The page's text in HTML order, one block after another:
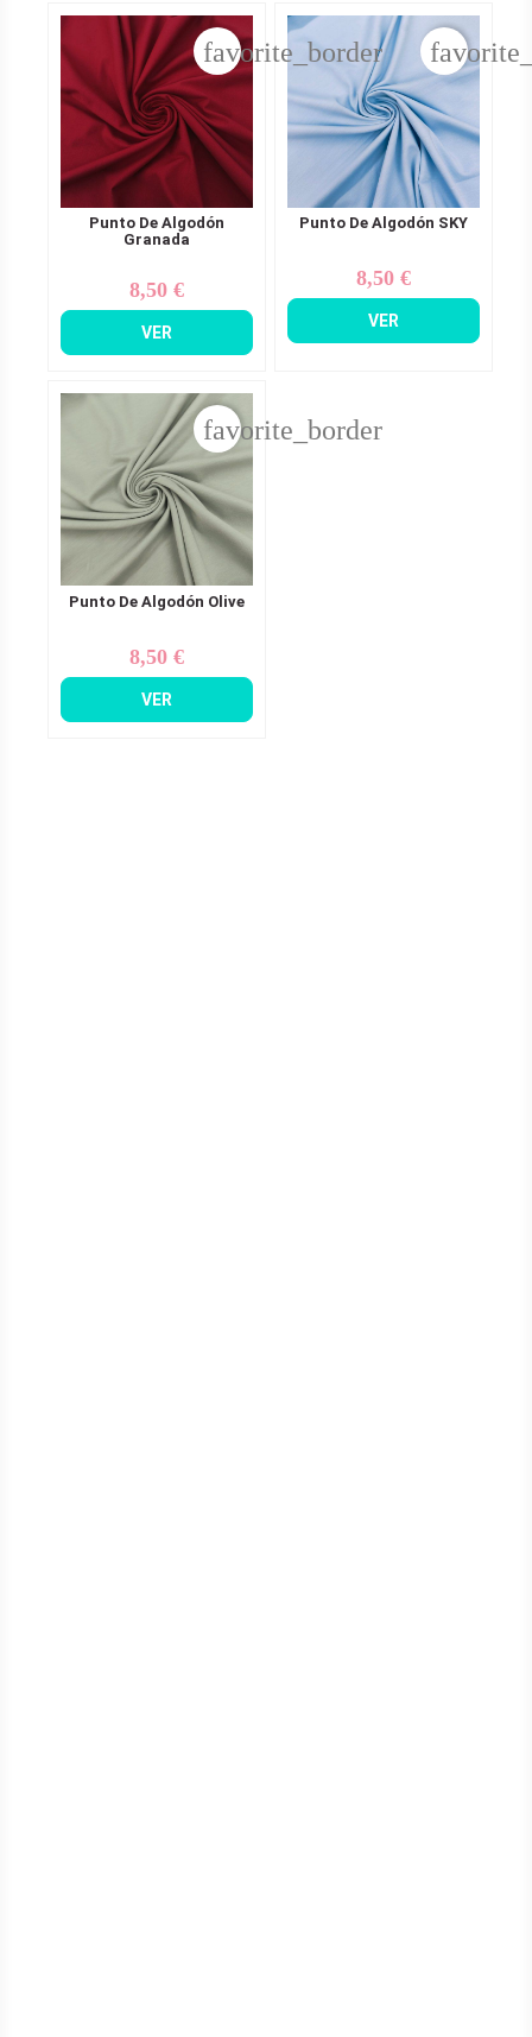
Punto De Algodón
Granada
Precio
8,50 €
VER
favorite_border
Punto De Algodón SKY
Precio
8,50 €
VER
Punto De Algodón Olive
Precio
8,50 €
VER
favorite_border